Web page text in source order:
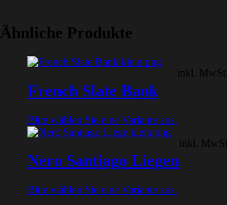
Ähnliche Produkte
French Slate Bank
Bitte wählen Sie eine Variante aus.
inkl. MwSt.
Nero Santiago Liegen
Bitte wählen Sie eine Variante aus.
inkl. MwSt.